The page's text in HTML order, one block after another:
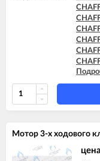
Мотор 3-х ходового